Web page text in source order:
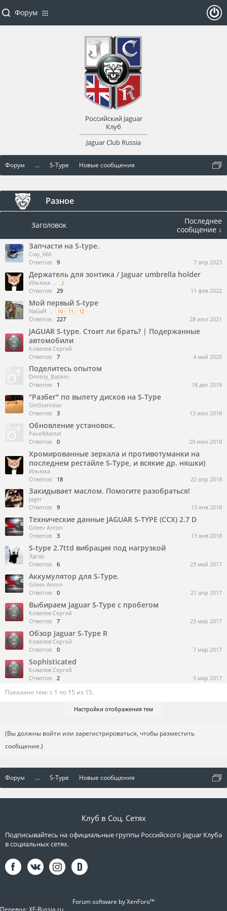
Форум ... S-Type Новые сообщения
Разное
Заголовок
Последнее
сообщение ↓
Запчасти на S-type.
Ciay_666
Ответов: 9 7 апр 2023
Держатель для зонтика / Jaguar umbrella holder
Ильюха ... 2
Ответов: 29 11 фев 2022
Мой первый S-type
NaGaR ... 10 11 12
Ответов: 227 28 июл 2021
JAGUAR S-type. Стоит ли брать? | Подержанные
автомобили
Ковалев Сергей
Ответов: 7 4 май 2020
Поделитесь опытом
Dmitriy_Babkin
Ответов:
1 18 дек 2019
"Разбег" по вылету дисков на S-Type
SimStanislav
Ответов: 3 13 июл 2018
Обновление установок.
PavelMantel
Ответов: 0 29 июн 2018
Хромированные зеркала и противотуманки на
последнем рестайле S-Type, и всякие др. няшки)
Ильюха
Ответов:
18 22 апр 2018
Закидывает маслом. Помогите разобраться!
Jager
Ответов: 9 13 янв 2018
Технические данные JAGUAR S-TYPE (CCX) 2.7 D
Gileev Anton
Ответов: 3 13 янв 2018
S-type 2.7ttd вибрация под нагрузкой
Эдгар
Ответов: 6 23 май 2017
Аккумулятор для S-Type.
Gileev Anton
Ответов: 0 21 апр 2017
Выбираем Jaguar S-Type с пробегом
Ковалев Сергей
Ответов: 7 23 мар 2017
Обзор Jaguar S-Type R
Ковалев Сергей
Ответов: 0 7 мар 2017
Sophisticated
Ковалев Сергей
Ответов: 2 5 мар 2017
Показано тем: с 1 по 15 из 15.
Настройки отображения тем
(Вы должны войти или зарегистрироваться, чтобы разместить
сообщение.)
Форум ... S-Type Новые сообщения
Форум
Российский Jaguar
Клуб
Jaguar Club Russia
оват
Клуб в Соц. Сетях
Подписывайтесь на официальные группы Российского Jaguar Клуба
в социальных сетях.
Forum software by XenForo™
Перевод:XF-Russia.ru